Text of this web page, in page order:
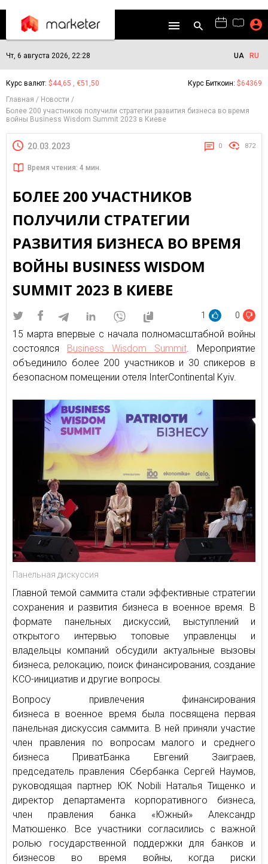
Чт, 6 августа 2026, 22:28 UA RU
Курс валют: $44,65 , €51,50 Курс Биткоин: $64369
Главная
Новости
Более 200 участников получили стратегии развития бизнеса во время
войны Business Wisdom Summit 2023 в Киеве
20.03.2023 0 872
Время чтения: 4 мин.
БОЛЕЕ 200 УЧАСТНИКОВ
ПОЛУЧИЛИ СТРАТЕГИИ
РАЗВИТИЯ БИЗНЕСА ВО ВРЕМЯ
ВОЙНЫ BUSINESS WISDOM
SUMMIT 2023 В КИЕВЕ
1 0
15 марта впервые с начала полномасштабной войны
состоялся Business Wisdom Summit. Мероприятие
объединило более 200 участников и 30 спикеров в
безопасном помещении отеля InterContinental Kyiv.
Панельная дискуссия
Главной темой саммита стали эффективные стратегии
сохранения и развития бизнеса в военное время. В
формате панельных дискуссий, выступлений и
открытого интервью топовые управленцы и
владельцы компаний обсудили актуальные вызовы
бизнеса, релокацию, поиск финансирования, создание
КСО-инициатив и другие вопросы.
Вопросу привлечения финансирования
бизнеса в военное время была посвящена первая
панельная дискуссия саммита. В ней приняли участие
член правления по вопросам малого и среднего
бизнеса ПриватБанка Евгений Заиграев,
председатель правления Сбербанка Сергей Наумов,
руководящая партнер ЮК Nobili Наталья Тищенко и
директор департамента корпоративного бизнеса,
член правления банка «Южный» Александр
Матюшенко. Все участники согласились с важной
ролью государственной поддержки для банков и
бизнесов во время войны, когда риски